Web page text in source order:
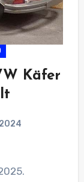
Käfer